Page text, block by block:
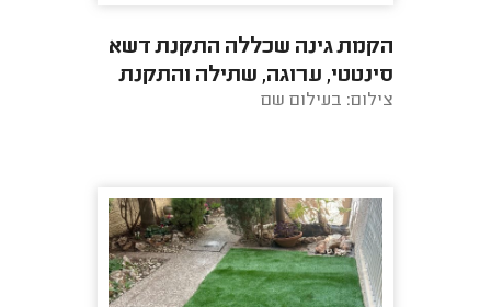
הקמת גינה שכללה התקנת דשא
סינטטי, ערוגה, שתילה והתקנת
מערכת השקיה.
צילום: בעילום שם